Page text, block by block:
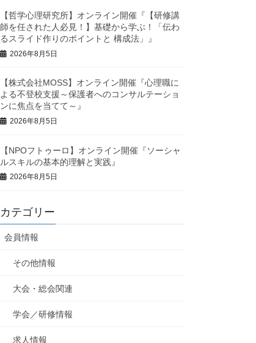
【哲学心理研究所】オンライン開催『【研修講
師を任された人必見！】基礎から学ぶ！「伝わ
るスライド作りのポイントと 構成法」』
2026年8月5日
【株式会社MOSS】オンライン開催『心理職に
よる不登校支援～保護者へのコンサルテーショ
ンに焦点を当てて～』
2026年8月5日
【NPOフトゥーロ】オンライン開催『ソーシャ
ルスキルの基本的理解と実践』
2026年8月5日
カテゴリー
会員情報
その他情報
大会・総会関連
学会／研修情報
求人情報